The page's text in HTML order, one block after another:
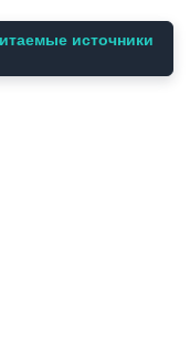
источники